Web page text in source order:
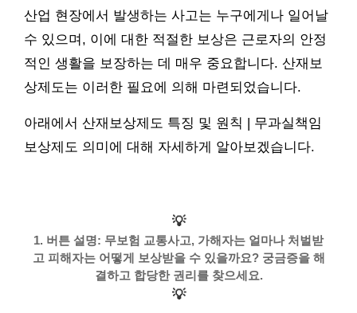
산업 현장에서 발생하는 사고는 누구에게나 일어날
수 있으며, 이에 대한 적절한 보상은 근로자의 안정
적인 생활을 보장하는 데 매우 중요합니다. 산재보
상제도는 이러한 필요에 의해 마련되었습니다.
아래에서 산재보상제도 특징 및 원칙 | 무과실책임
보상제도 의미에 대해 자세하게 알아보겠습니다.
💡
1. 버튼 설명: 무보험 교통사고, 가해자는 얼마나 처벌받
고 피해자는 어떻게 보상받을 수 있을까요? 궁금증을 해
결하고 합당한 권리를 찾으세요.
💡